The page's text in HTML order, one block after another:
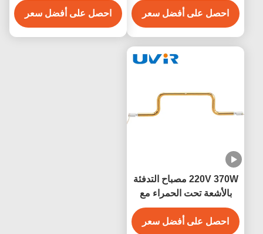
على أفضل سعر
منخفض من الكوارتز
للتسخين الصناعي
احصل على أفضل سعر
220V 370W مصباح التدفئة
تحت الحمراء مع
خيط التولفستين
على أفضل سعر